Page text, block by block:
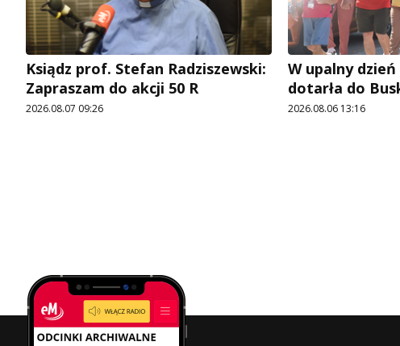
Ksiądz prof. Stefan Radziszewski:
Zapraszam do akcji 50 R
2026.08.07 09:26
W upalny
dotarła do
2026.08.06 13:16